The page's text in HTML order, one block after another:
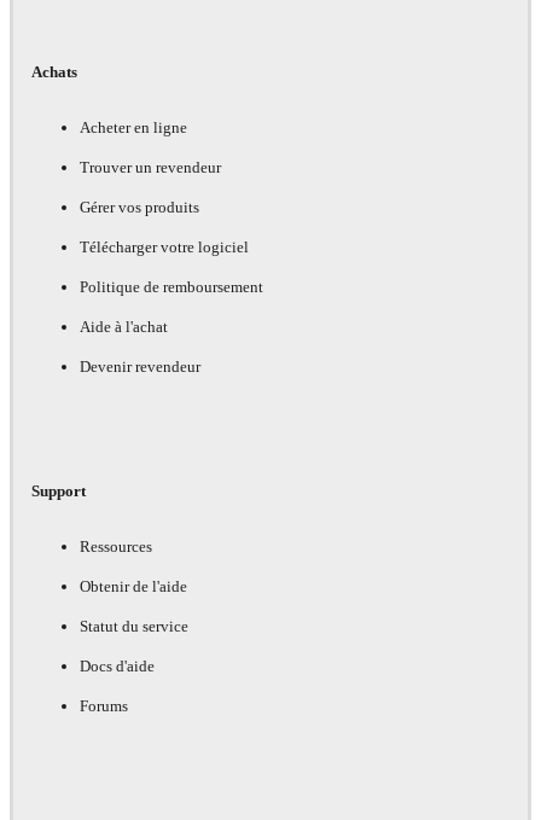
Achats
Acheter en ligne
Trouver un revendeur
Gérer vos produits
Télécharger votre logiciel
Politique de remboursement
Aide à l'achat
Devenir revendeur
Support
Ressources
Obtenir de l'aide
Statut du service
Docs d'aide
Forums